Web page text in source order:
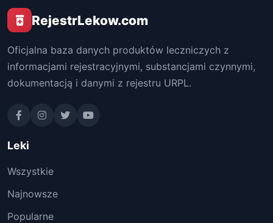
RejestrLekow.com
Oficjalna baza danych produktów leczniczych z
informacjami rejestracyjnymi, substancjami czynnymi,
dokumentacją i danymi z rejestru URPL.
Leki
Wszystkie
Najnowsze
Popularne